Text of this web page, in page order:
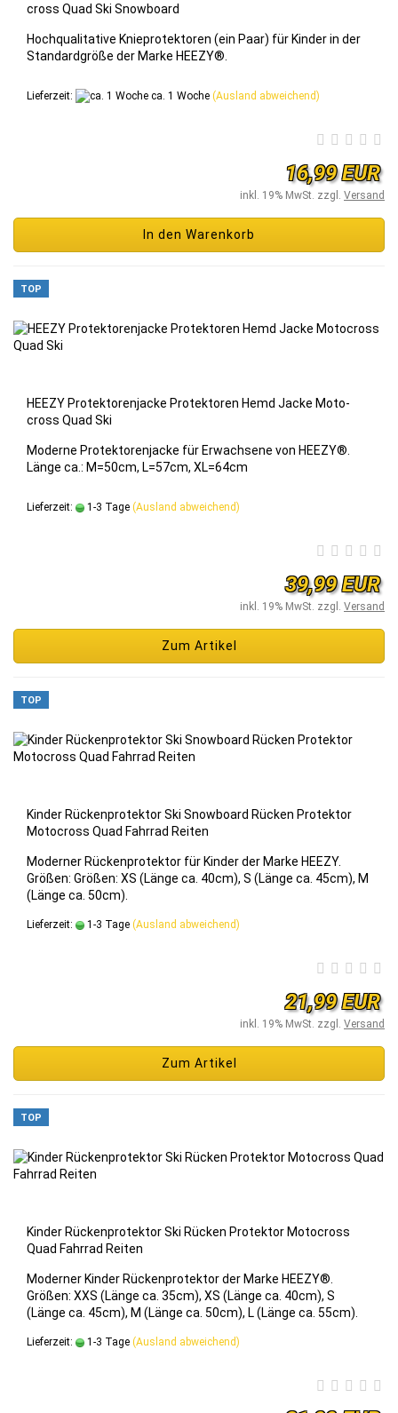
cross Quad Ski Snow­board
Hoch­qua­li­ta­ti­ve Knie­pro­tek­to­ren (ein Paar) für Kin­der in der
Stan­dard­grö­ße der Marke HEEZY®.
Lieferzeit: ca. 1 Woche (Ausland abweichend)
16,99 EUR
inkl. 19% MwSt. zzgl. Versand
In den Warenkorb
TOP
HEEZY Pro­tek­to­ren­ja­cke Pro­tek­to­ren Hemd Jacke Mo­to­
cross Quad Ski
Mo­der­ne Pro­tek­to­ren­ja­cke für Er­wach­se­ne von HEEZY®.
Länge ca.: M=50cm, L=57cm, XL=64cm
Lieferzeit: 1-3 Tage (Ausland abweichend)
39,99 EUR
inkl. 19% MwSt. zzgl. Versand
Zum Artikel
TOP
Kin­der Rü­cken­pro­tek­tor Ski Snow­board Rü­cken Pro­tek­tor
Mo­to­cross Quad Fahr­rad Rei­ten
Mo­der­ner Rü­cken­pro­tek­tor für Kin­der der Marke HEEZY.
Grö­ßen: Grö­ßen: XS (Länge ca. 40cm), S (Länge ca. 45cm), M
(Länge ca. 50cm).
Lieferzeit: 1-3 Tage (Ausland abweichend)
21,99 EUR
inkl. 19% MwSt. zzgl. Versand
Zum Artikel
TOP
Kin­der Rü­cken­pro­tek­tor Ski Rü­cken Pro­tek­tor Mo­to­cross
Quad Fahr­rad Rei­ten
Mo­der­ner Kin­der Rü­cken­pro­tek­tor der Marke HEEZY®.
Grö­ßen: XXS (Länge ca. 35cm), XS (Länge ca. 40cm), S
(Länge ca. 45cm), M (Länge ca. 50cm), L (Länge ca. 55cm).
Lieferzeit: 1-3 Tage (Ausland abweichend)